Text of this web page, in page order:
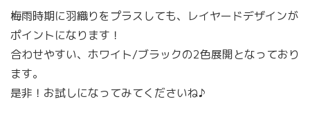
梅雨時期に羽織りをプラスしても、レイヤードデザインが
ポイントになります！
合わせやすい、ホワイト/ブラックの2色展開となっており
ます。
是非！お試しになってみてくださいね♪